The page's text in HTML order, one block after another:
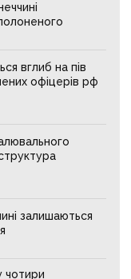
вглиб на пів
офіцерів рф
залишаються
чотири